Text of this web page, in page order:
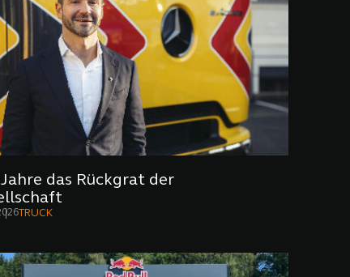
das Rückgrat der
TRUCK